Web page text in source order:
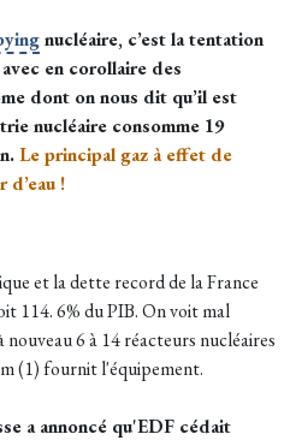
nucléaire, c’est la tentation
en corollaire des
dont on nous dit qu’il est
nucléaire consomme 19
Le principal gaz à effet de
!
et la dette record de la France
114. 6% du PIB. On voit mal
6 à 14 réacteurs nucléaires
(1) fournit l'équipement.
a annoncé qu'EDF cédait